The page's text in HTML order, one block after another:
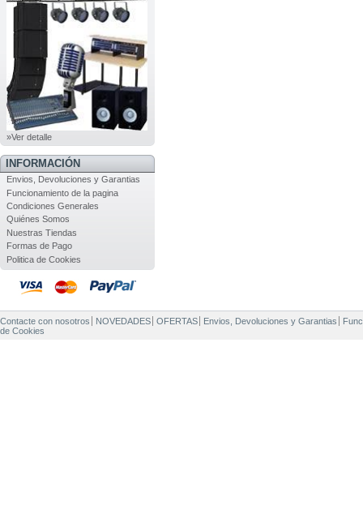
»Ver detalle
INFORMACIÓN
Envios, Devoluciones y Garantias
Funcionamiento de la pagina
Condiciones Generales
Quiénes Somos
Nuestras Tiendas
Formas de Pago
Politica de Cookies
Contacte con nosotros NOVEDADES OFERTAS Envios, Devoluciones y Garantias
de Cookies